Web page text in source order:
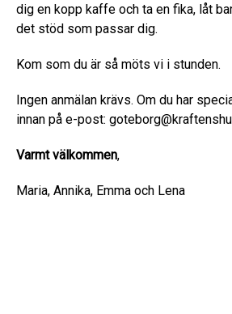
dig en kopp kaffe och ta en fika, låt
det stöd som passar dig.
Kom som du är så möts vi i stunden.
Ingen anmälan krävs. Om du har
innan på e-post:
Varmt välkommen,
Maria, Annika, Emma och Lena